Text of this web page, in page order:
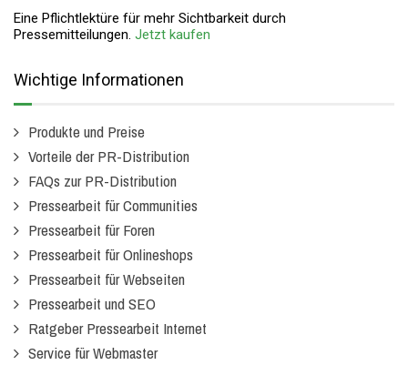
Eine Pflichtlektüre für mehr Sichtbarkeit durch
Pressemitteilungen. Jetzt kaufen
Wichtige Informationen
Produkte und Preise
Vorteile der PR-Distribution
FAQs zur PR-Distribution
Pressearbeit für Communities
Pressearbeit für Foren
Pressearbeit für Onlineshops
Pressearbeit für Webseiten
Pressearbeit und SEO
Ratgeber Pressearbeit Internet
Service für Webmaster